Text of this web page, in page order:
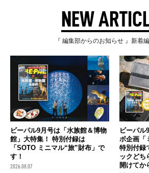
NEW
『 編集部からのお知らせ 』新着
ビーパル9月号は「水族館＆博物
館」大特集！ 特別付録は
「SOTO ミニマル“旅”財布」で
す！
2026.08.07
ビーパル
ボ企画「
特別付録
ックどち
開けてか